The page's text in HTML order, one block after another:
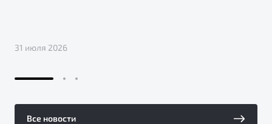
31 июля 2026
Все новости